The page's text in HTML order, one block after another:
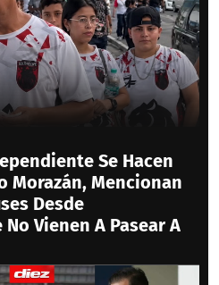
Se Hacen
Morazán, Mencionan
Desde
Vienen A Pasear A